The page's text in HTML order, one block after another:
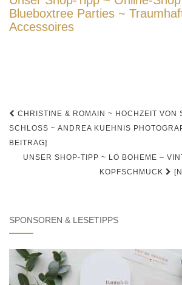
Blueboxtree Parties ~
Accessoires
Beitrags-
Navigation
CHRISTINE & ROMAIN ~ HOCHZEIT VON
SCHLOSS ~ ANDREA KUEHNIS
BEITRAG]
UNSER SHOP-TIPP ~ LO BOHEME –
KOPFSCHMUCK
SPONSOREN & LESETIPPS